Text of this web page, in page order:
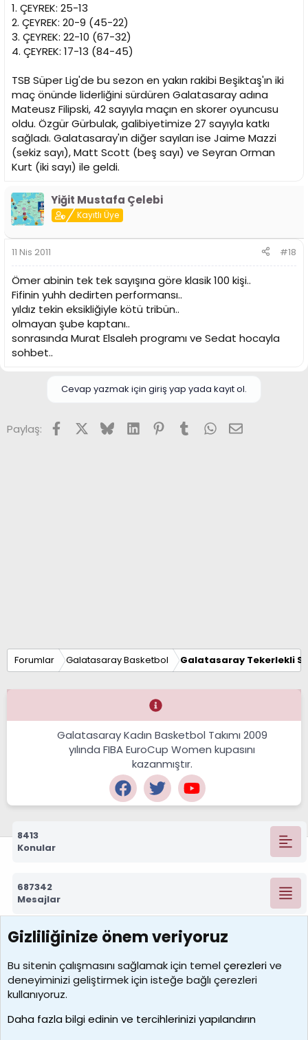
1. ÇEYREK: 25-13
2. ÇEYREK: 20-9 (45-22)
3. ÇEYREK: 22-10 (67-32)
4. ÇEYREK: 17-13 (84-45)
TSB Süper Lig'de bu sezon en yakın rakibi Beşiktaş'ın iki
maç önünde liderliğini sürdüren Galatasaray adına
Mateusz Filipski, 42 sayıyla maçın en skorer oyuncusu
oldu. Özgür Gürbulak, galibiyetimize 27 sayıyla katkı
sağladı. Galatasaray'ın diğer sayıları ise Jaime Mazzi
(sekiz sayı), Matt Scott (beş sayı) ve Seyran Orman
Kurt (iki sayı) ile geldi.
Yiğit Mustafa Çelebi
Kayıtlı Üye
11 Nis 2011 #18
Ömer abinin tek tek sayışına göre klasik 100 kişi..
Fifinin yuhh dedirten performansı..
yıldız tekin eksikliğiyle kötü tribün..
olmayan şube kaptanı..
sonrasında Murat Elsaleh programı ve Sedat hocayla
sohbet..
Cevap yazmak için giriş yap yada kayıt ol.
Paylaş: FacebookX (Twitter)
BlueskyLinkedInPinterest
TumblrWhatsApp
E-posta
Forumlar Galatasaray Basketbol Galatasaray Tekerlekli
Galatasaray Kadın Basketbol Takımı 2009
yılında FIBA EuroCup Women kupasını
kazanmıştır.
8413
Konular
687342
Mesajlar
7390
Kullanıcılar
MosesBrownHayranı
Son üye
Gizliliğinize önem veriyoruz
Bu sitenin çalışmasını sağlamak için temelçerezlerive
deneyiminizi geliştirmek için isteğe bağlı çerezleri
kullanıyoruz.
Daha fazla bilgi edinin ve tercihlerinizi yapılandırın